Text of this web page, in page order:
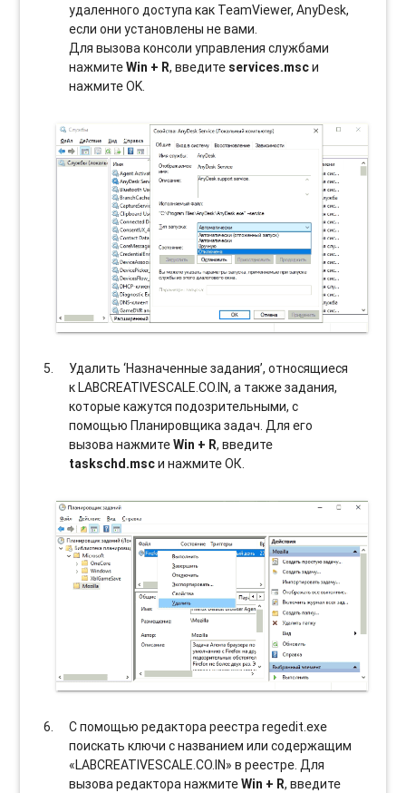
удаленного доступа как TeamViewer, AnyDesk,
если они установлены не вами.
Для вызова консоли управления службами
нажмитеWin + R, введите services.mscи
нажмите OK.
Удалить ‘Назначенные задания’, относящиеся
к LABCREATIVESCALE.CO.IN, а также задания,
которые кажутся подозрительными, с
помощью Планировщика задач. Для его
вызова нажмитеWin + R, введите
taskschd.mscи нажмите ОК.
С помощью редактора реестра regedit.exe
поискать ключи с названием или содержащим
«LABCREATIVESCALE.CO.IN» в реестре. Для
вызова редактора нажмитеWin + R, введите